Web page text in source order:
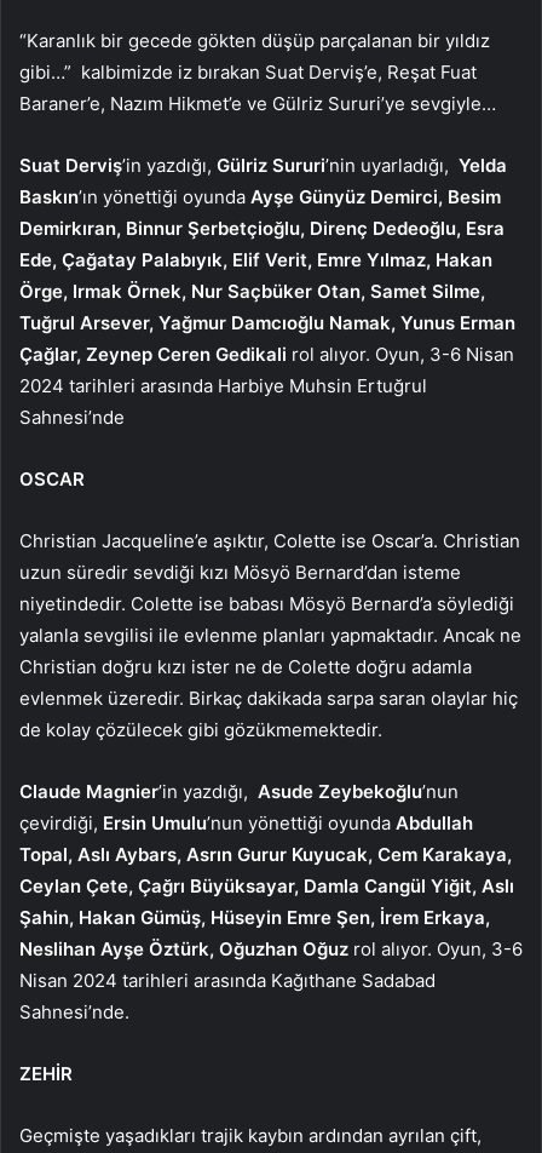
“Karanlık bir gecede gökten düşüp parçalanan bir yıldız
gibi…” kalbimizde iz bırakan Suat Derviş’e, Reşat Fuat
Baraner’e, Nazım Hikmet’e ve Gülriz Sururi’ye sevgiyle…
Suat Derviş’in yazdığı, Gülriz Sururi’nin uyarladığı, Yelda
Baskın’ın yönettiği oyunda Ayşe Günyüz Demirci, Besim
Demirkıran, Binnur Şerbetçioğlu, Direnç Dedeoğlu, Esra
Ede, Çağatay Palabıyık, Elif Verit, Emre Yılmaz, Hakan
Örge, Irmak Örnek, Nur Saçbüker Otan, Samet Silme,
Tuğrul Arsever, Yağmur Damcıoğlu Namak, Yunus Erman
Çağlar, Zeynep Ceren Gedikali rol alıyor. Oyun, 3-6 Nisan
2024 tarihleri arasında Harbiye Muhsin Ertuğrul
Sahnesi’nde
OSCAR
Christian Jacqueline’e aşıktır, Colette ise Oscar’a. Christian
uzun süredir sevdiği kızı Mösyö Bernard’dan isteme
niyetindedir. Colette ise babası Mösyö Bernard’a söylediği
yalanla sevgilisi ile evlenme planları yapmaktadır. Ancak ne
Christian doğru kızı ister ne de Colette doğru adamla
evlenmek üzeredir. Birkaç dakikada sarpa saran olaylar hiç
de kolay çözülecek gibi gözükmemektedir.
Claude Magnier’in yazdığı, Asude Zeybekoğlu’nun
çevirdiği, Ersin Umulu’nun yönettiği oyunda Abdullah
Topal, Aslı Aybars, Asrın Gurur Kuyucak, Cem Karakaya,
Ceylan Çete, Çağrı Büyüksayar, Damla Cangül Yiğit, Aslı
Şahin, Hakan Gümüş, Hüseyin Emre Şen, İrem Erkaya,
Neslihan Ayşe Öztürk, Oğuzhan Oğuz rol alıyor. Oyun, 3-6
Nisan 2024 tarihleri arasında Kağıthane Sadabad
Sahnesi’nde.
ZEHİR
Geçmişte yaşadıkları trajik kaybın ardından ayrılan çift,